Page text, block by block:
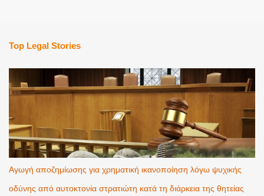
Top Legal Stories
Αγωγή αποζημίωσης για χρηματική ικανοποίηση λόγω ψυχικής
οδύνης από αυτοκτονία στρατιώτη κατά τη διάρκεια της θητείας